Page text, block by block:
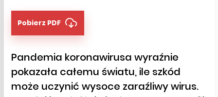
Pobierz PDF
Pandemia koronawirusa wyraźnie
pokazała całemu światu, ile szkód
może uczynić wysoce zaraźliwy wirus.